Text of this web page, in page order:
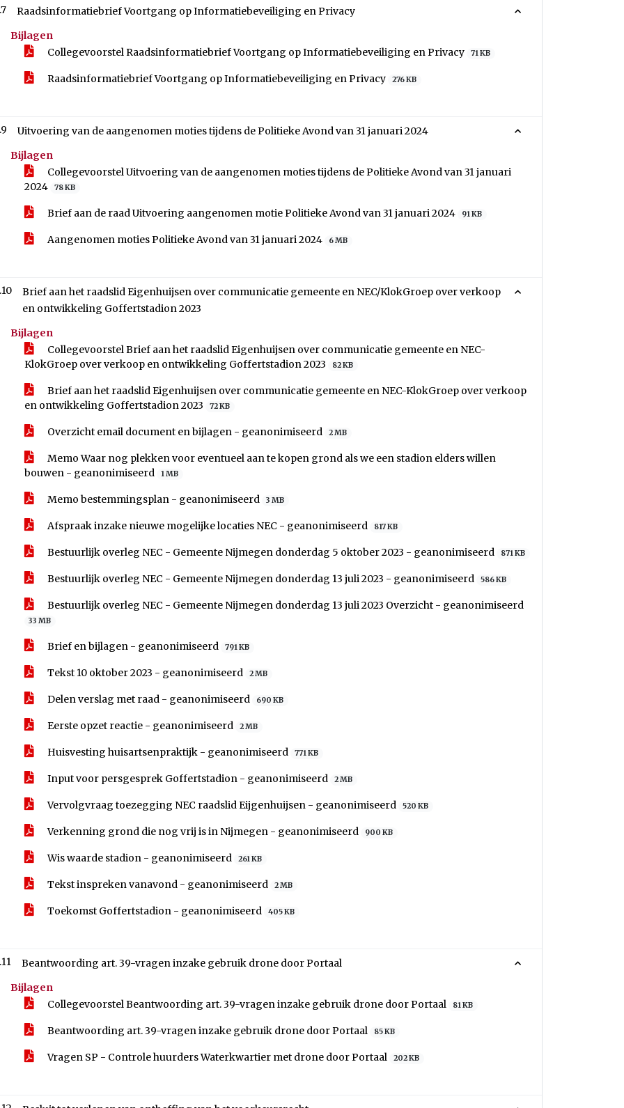
Raadsinformatiebrief Voortgang op Informatiebeveiliging en Privacy
Bijlagen
Collegevoorstel Raadsinformatiebrief Voortgang op Informatiebeveiliging en Privacy
71 KB
Raadsinformatiebrief Voortgang op Informatiebeveiliging en Privacy 276 KB
Uitvoering van de aangenomen moties tijdens de Politieke Avond van 31 januari 2024
Bijlagen
Collegevoorstel Uitvoering van de aangenomen moties tijdens de Politieke Avond van 31 januari
2024
78 KB
Brief aan de raad Uitvoering aangenomen motie Politieke Avond van 31 januari 2024 91 KB
Aangenomen moties Politieke Avond van 31 januari 2024 6 MB
Brief aan het raadslid Eigenhuijsen over communicatie gemeente en NEC/KlokGroep over verkoop
en ontwikkeling Goffertstadion 2023
Bijlagen
Collegevoorstel Brief aan het raadslid Eigenhuijsen over communicatie gemeente en NEC-
KlokGroep over verkoop en ontwikkeling Goffertstadion 2023
82 KB
Brief aan het raadslid Eigenhuijsen over communicatie gemeente en NEC-KlokGroep over verkoop
en ontwikkeling Goffertstadion 2023
72 KB
Overzicht email document en bijlagen - geanonimiseerd 2 MB
Memo Waar nog plekken voor eventueel aan te kopen grond als we een stadion elders willen
bouwen - geanonimiseerd
1 MB
Memo bestemmingsplan - geanonimiseerd 3 MB
Afspraak inzake nieuwe mogelijke locaties NEC - geanonimiseerd 817 KB
Bestuurlijk overleg NEC - Gemeente Nijmegen donderdag 5 oktober 2023 - geanonimiseerd 871 KB
Bestuurlijk overleg NEC - Gemeente Nijmegen donderdag 13 juli 2023 - geanonimiseerd 586 KB
Bestuurlijk overleg NEC - Gemeente Nijmegen donderdag 13 juli 2023 Overzicht - geanonimiseerd
33 MB
Brief en bijlagen - geanonimiseerd 791 KB
Tekst 10 oktober 2023 - geanonimiseerd 2 MB
Delen verslag met raad - geanonimiseerd 690 KB
Eerste opzet reactie - geanonimiseerd 2 MB
Huisvesting huisartsenpraktijk - geanonimiseerd 771 KB
Input voor persgesprek Goffertstadion - geanonimiseerd 2 MB
Vervolgvraag toezegging NEC raadslid Eijgenhuijsen - geanonimiseerd 520 KB
Verkenning grond die nog vrij is in Nijmegen - geanonimiseerd 900 KB
Wis waarde stadion - geanonimiseerd 261 KB
Tekst inspreken vanavond - geanonimiseerd 2 MB
Toekomst Goffertstadion - geanonimiseerd 405 KB
Beantwoording art. 39-vragen inzake gebruik drone door Portaal
Bijlagen
Collegevoorstel Beantwoording art. 39-vragen inzake gebruik drone door Portaal
81 KB
Beantwoording art. 39-vragen inzake gebruik drone door Portaal 85 KB
Vragen SP - Controle huurders Waterkwartier met drone door Portaal 202 KB